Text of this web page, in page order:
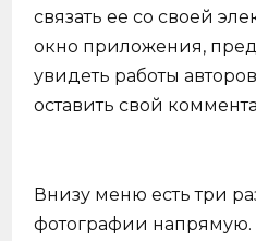
связать ее со своей
окно приложения,
увидеть работы
оставить свой
Внизу меню есть три
фотографии напрямую.